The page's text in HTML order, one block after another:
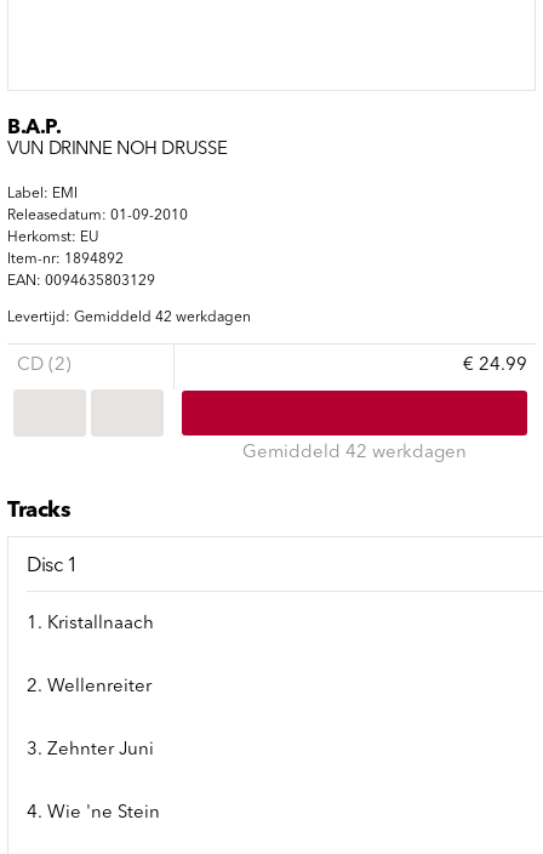
B.A.P.
VUN DRINNE NOH DRUSSE
Label: EMI
Releasedatum: 01-09-2010
Herkomst: EU
Item-nr: 1894892
EAN: 0094635803129
Levertijd: Gemiddeld 42 werkdagen
CD (2) € 24.99
Gemiddeld 42 werkdagen
Tracks
Disc 1
1. Kristallnaach
2. Wellenreiter
3. Zehnter Juni
4. Wie 'ne Stein